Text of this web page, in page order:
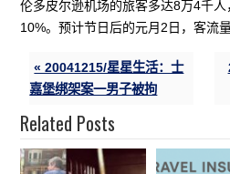
伦多皮尔逊机场的旅客多达8万4千
10%。预计节日后的元月2日，客流
« 20041215/星星生活：士
嘉堡绑架案一男子被拘
Related Posts